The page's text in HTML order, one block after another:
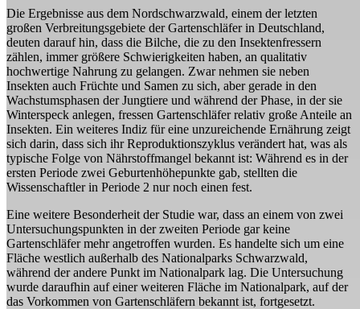
Die Ergebnisse aus dem Nordschwarzwald, einem der letzten
großen Verbreitungsgebiete der Gartenschläfer in Deutschland,
deuten darauf hin, dass die Bilche, die zu den Insektenfressern
zählen, immer größere Schwierigkeiten haben, an qualitativ
hochwertige Nahrung zu gelangen. Zwar nehmen sie neben
Insekten auch Früchte und Samen zu sich, aber gerade in den
Wachstumsphasen der Jungtiere und während der Phase, in der sie
Winterspeck anlegen, fressen Gartenschläfer relativ große Anteile an
Insekten. Ein weiteres Indiz für eine unzureichende Ernährung zeigt
sich darin, dass sich ihr Reproduktionszyklus verändert hat, was als
typische Folge von Nährstoffmangel bekannt ist: Während es in der
ersten Periode zwei Geburtenhöhepunkte gab, stellten die
Wissenschaftler in Periode 2 nur noch einen fest.
Eine weitere Besonderheit der Studie war, dass an einem von zwei
Untersuchungspunkten in der zweiten Periode gar keine
Gartenschläfer mehr angetroffen wurden. Es handelte sich um eine
Fläche westlich außerhalb des Nationalparks Schwarzwald,
während der andere Punkt im Nationalpark lag. Die Untersuchung
wurde daraufhin auf einer weiteren Fläche im Nationalpark, auf der
das Vorkommen von Gartenschläfern bekannt ist, fortgesetzt.